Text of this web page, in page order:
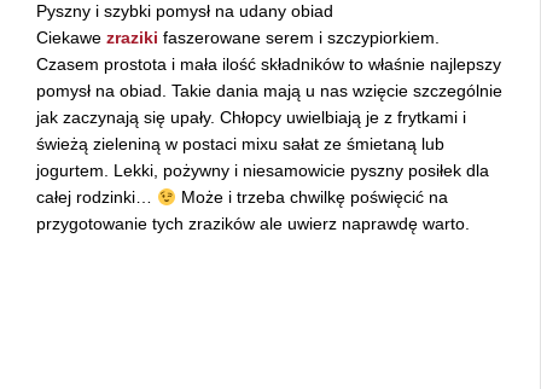
Pyszny i szybki pomysł na udany obiad
Ciekawe zraziki faszerowane serem i szczypiorkiem.
Czasem prostota i mała ilość składników to właśnie najlepszy
pomysł na obiad. Takie dania mają u nas wzięcie szczególnie
jak zaczynają się upały. Chłopcy uwielbiają je z frytkami i
świeżą zieleniną w postaci mixu sałat ze śmietaną lub
jogurtem. Lekki, pożywny i niesamowicie pyszny posiłek dla
całej rodzinki…
Może i trzeba chwilkę poświęcić na
przygotowanie tych zrazików ale uwierz naprawdę warto.